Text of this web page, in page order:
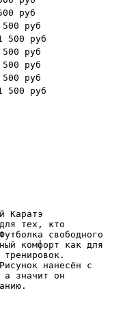
руб
руб
500 руб
руб
руб
руб
500 руб
Каратэ
тех, кто
свободного
комфорт как для
нанесён с
а значит он